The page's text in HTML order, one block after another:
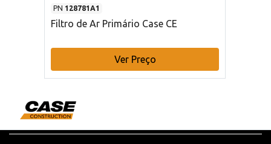
PN 128781A1
Filtro de Ar Primário Case CE
Ver Preço